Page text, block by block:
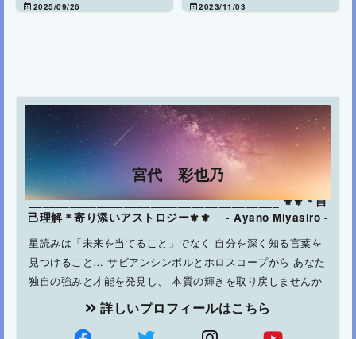
2025/09/26 2023/11/03
宮代 彩也乃
_____________________________________ ⚜⚜＊自
己理解＊寄り添いアストロジー⚜⚜ - Ayano Miyasiro -
星読みは「未来を当てること」でなく 自分を深く知る言葉を
見つけること… サビアンシンボルとホロスコープから あなた
独自の強みと才能を発見し、 本質の輝きを取り戻しませんか
詳しいプロフィールはこちら